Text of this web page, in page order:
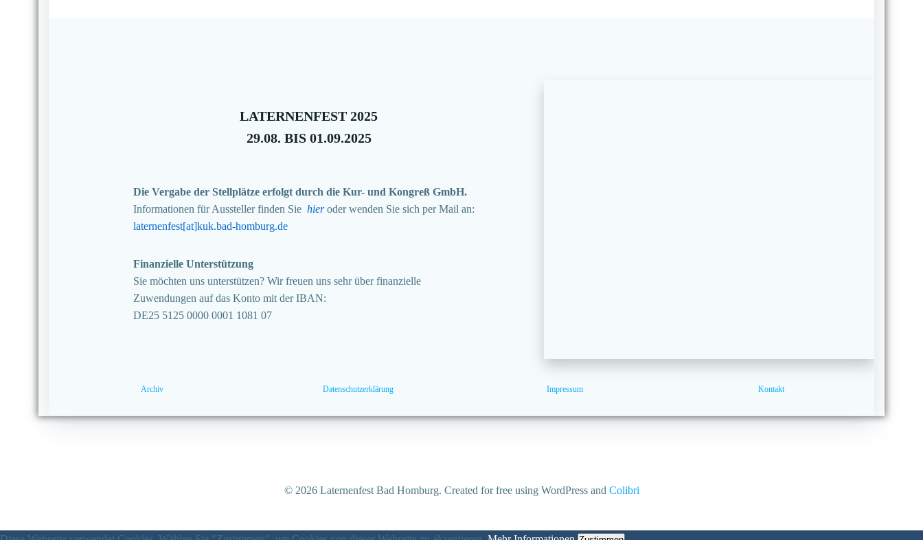
LATERNENFEST 2025
29.08. BIS 01.09.2025
Die Vergabe der Stellplätze erfolgt durch die Kur- und Kongreß GmbH.
Informationen für Aussteller finden Sie hieroder wenden Sie sich per Mail an:
laternenfest[at]kuk.bad-homburg.de
Finanzielle Unterstützung
Sie möchten uns unterstützen? Wir freuen uns sehr über finanzielle
Zuwendungen auf das Konto mit der IBAN:
DE25 5125 0000 0001 1081 07
Archiv Datenschutzerklärung Impressum Kontakt
© 2026 Laternenfest Bad Homburg. Created for free using WordPress and Colibri